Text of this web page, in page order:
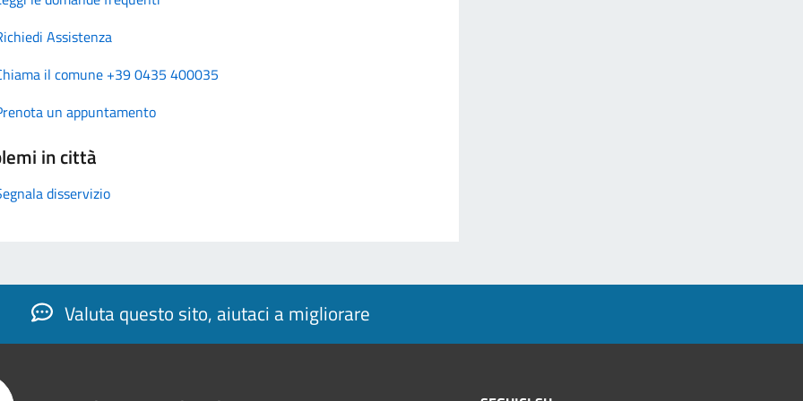
Assistenza
il comune +39 0435 400035
un appuntamento
in città
disservizio
Valuta questo sito, aiutaci a migliorare